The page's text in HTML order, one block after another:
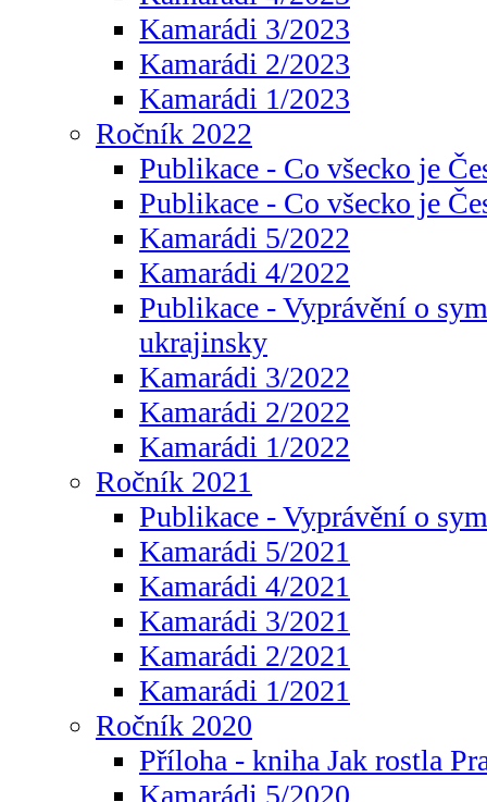
Kamarádi 3/2023
Kamarádi 2/2023
Kamarádi 1/2023
Ročník 2022
Publikace - Co všecko je
Publikace - Co všecko je
Kamarádi 5/2022
Kamarádi 4/2022
Publikace - Vyprávění o
ukrajinsky
Kamarádi 3/2022
Kamarádi 2/2022
Kamarádi 1/2022
Ročník 2021
Publikace - Vyprávění o
Kamarádi 5/2021
Kamarádi 4/2021
Kamarádi 3/2021
Kamarádi 2/2021
Kamarádi 1/2021
Ročník 2020
Příloha - kniha Jak rostla